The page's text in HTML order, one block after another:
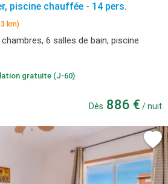
piscine chauffée - 14 pers.
km)
6 salles de bain, piscine
gratuite (J-60)
Dès 886 € / nuit